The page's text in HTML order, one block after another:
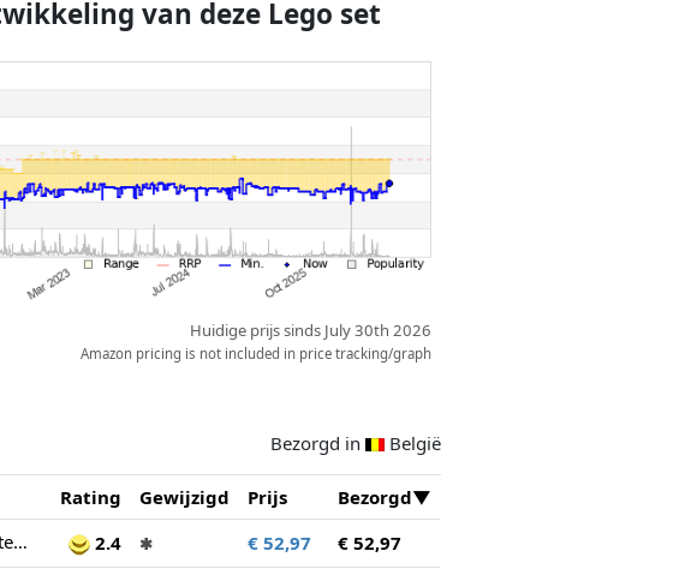
van deze Lego set
Huidige prijs sinds July 30th 2026
Amazon pricing is not included in price tracking/graph
Bezorgd in België
Rating Gewijzigd Prijs
Bezorgd
LEGO 75328 Star Wars Mandalorian helm verzamelmodel om te bouwen, decoratie en cadeau voor volwassenen
2.4 ✱ € 52,97
€ 52,97